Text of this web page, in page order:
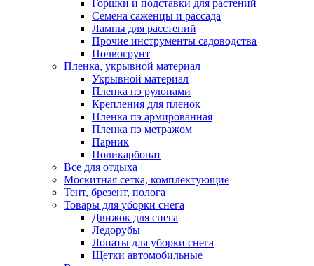
Горшки и подставки для растений
Семена саженцы и рассада
Лампы для расстений
Прочие инструменты садоводства
Почвогрунт
Пленка, укрывной материал
Укрывной материал
Пленка пэ рулонами
Крепления для пленок
Пленка пэ армированная
Пленка пэ метражом
Парник
Поликарбонат
Все для отдыха
Москитная сетка, комплектующие
Тент, брезент, полога
Товары для уборки снега
Движок для снега
Ледорубы
Лопаты для уборки снега
Щетки автомобильные